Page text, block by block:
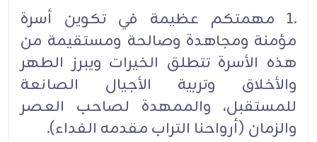
.1 مهمتكم عظيمة في تكوين أسرة
مؤمنة ومجاهدة وصالحة ومستقيمة من
هذه الأسرة تتطلق الخيرات ويبرز الطهر
والأخلاق وتربية الأجيال الصانعة
للمستقبل، والممهدة لصاحب العصر
والزمان (أرواحنا التراب مقدمه الفداء).